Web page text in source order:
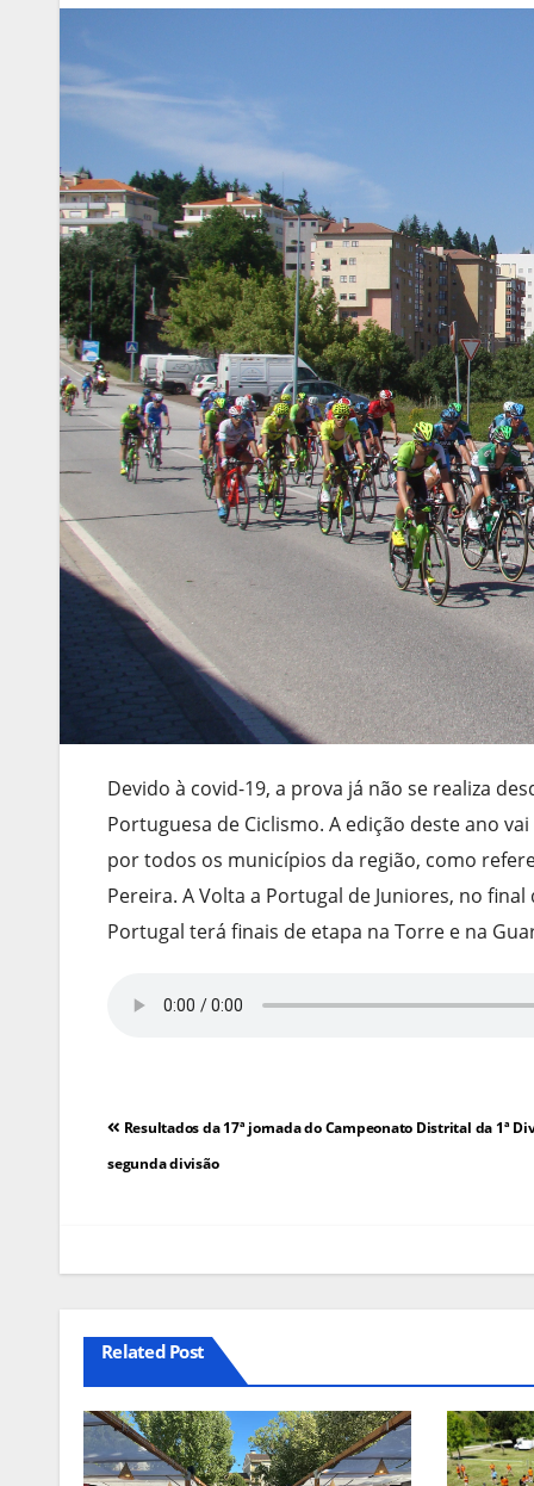
Devido à covid-19, a prova já não se realiza
Portuguesa de Ciclismo. A edição deste ano
por todos os municípios da região, como
Pereira. A Volta a Portugal de Juniores, no
Portugal terá finais de etapa na Torre e na
Navegação
de
Resultados da 17ª jornada do Campeonato Distrital da 1ª
segunda divisão
Related Post